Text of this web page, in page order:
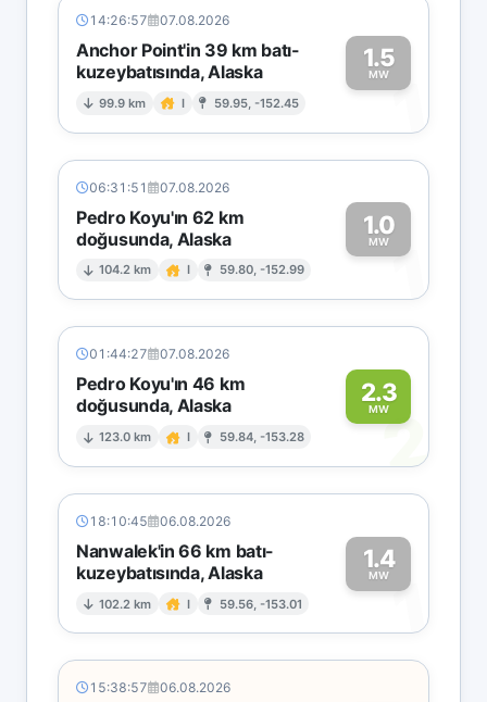
14:26:57 07.08.2026
Anchor Point'in 39 km batı-
kuzeybatısında, Alaska
99.9 km I 59.95, -152.45
1.5
MW1
06:31:51 07.08.2026
Pedro Koyu'ın 62 km
doğusunda, Alaska
104.2 km I 59.80, -152.99
1.0
MW1
01:44:27 07.08.2026
Pedro Koyu'ın 46 km
doğusunda, Alaska
123.0 km I 59.84, -153.28
2.3
MW2
18:10:45 06.08.2026
Nanwalek'in 66 km batı-
kuzeybatısında, Alaska
102.2 km I 59.56, -153.01
1.4
MW1
15:38:57 06.08.2026